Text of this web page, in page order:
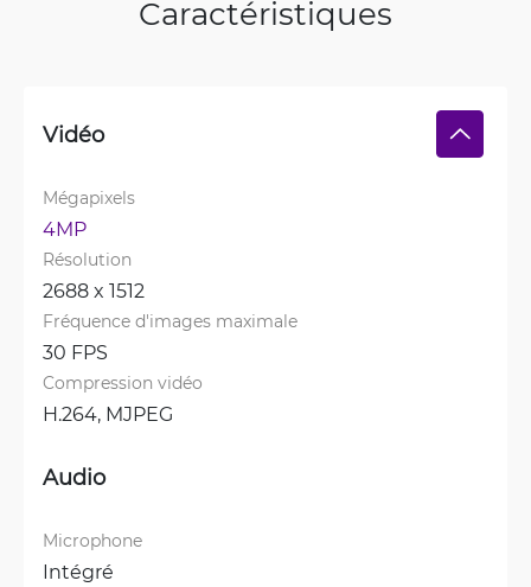
Caractéristiques
Vidéo
Mégapixels
4MP
Résolution
2688 x 1512
Fréquence d'images maximale
30 FPS
Compression vidéo
H.264, MJPEG
Audio
Microphone
Intégré